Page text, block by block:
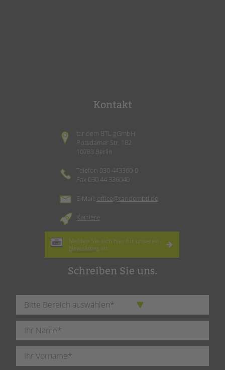
Kontakt
tandem BTL gGmbH
Potsdamer Str. 182
10783 Berlin
Telefon 030 443360-0
Fax 030 44 336040
E-Mail: office@tandembtl.de
Karriere
Melden Sie sich hier für unseren
Newsletter an.
Schreiben Sie uns.